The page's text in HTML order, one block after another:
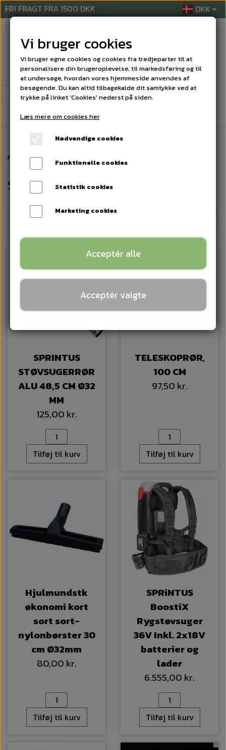
FRI FRAGT FRA 1500 DKK
Forside MASKINER
SPRiNTUS BoostiX Rygstøvsuger
SPRINTUS
STØVSUGERRØR
ALU 48,5 CM Ø32
MM
125,00 kr.
Tilføj til kurv
TELESKOPRØR,
100 CM
97,50 kr.
Tilføj til kurv
Hjulmundstk
økonomi kort
sort sort-
nylonbørster 30
cm Ø32mm
80,00 kr.
Tilføj til kurv
SPRiNTUS
BoostiX
Rygstøvsuger
36V Inkl. 2x18V
batterier og
lader
6.555,00 kr.
Tilføj til kurv
Vi bruger cookies
Vi bruger egne cookies og cookies fra tredjeparter til at
personalisere din brugeroplevelse, til markedsføring og til
at undersøge, hvordan vores hjemmeside anvendes af
besøgende. Du kan altid tilbagekalde dit samtykke ved at
trykke på linket 'Cookies' nederst på siden.
Læs mere om cookies her
Nødvendige cookies
Funktionelle cookies
Statistik cookies
Marketing cookies
Acceptér alle
Acceptér valgte